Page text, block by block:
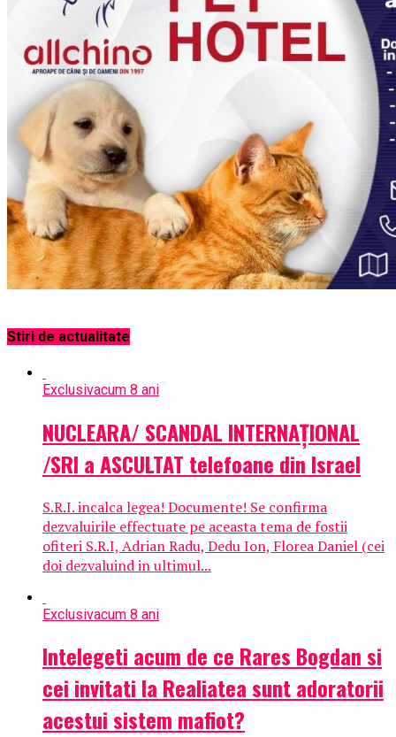
Stiri de actualitate
Exclusivacum 8 ani
NUCLEARA/ SCANDAL INTERNAȚIONAL
/SRI a ASCULTAT telefoane din Israel
S.R.I. incalca legea! Documente! Se confirma
dezvaluirile effectuate pe aceasta tema de fostii
ofiteri S.R.I, Adrian Radu, Dedu Ion, Florea Daniel (cei
doi dezvaluind in ultimul...
Exclusivacum 8 ani
Intelegeti acum de ce Rares Bogdan si
cei invitati la Realiatea sunt adoratorii
acestui sistem mafiot?